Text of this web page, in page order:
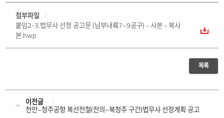
첨부파일
붙임2-3.법무사 선정 공고문 (남부내륙7~9공구) - 사본 - 복사
본.hwp
목록
이전글
천안~청주공항 복선전철(전의~북청주 구간)법무사 선정계획 공고